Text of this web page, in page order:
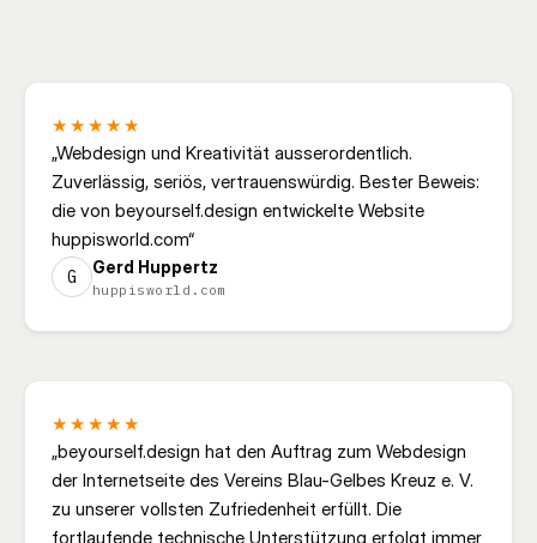
★★★★★
„Webdesign und Kreativität ausserordentlich.
Zuverlässig, seriös, vertrauenswürdig. Bester Beweis:
die von beyourself.design entwickelte Website
huppisworld.com“
G Gerd Huppertz
huppisworld.com
★★★★★
„beyourself.design hat den Auftrag zum Webdesign
der Internetseite des Vereins Blau-Gelbes Kreuz e. V.
zu unserer vollsten Zufriedenheit erfüllt. Die
fortlaufende technische Unterstützung erfolgt immer